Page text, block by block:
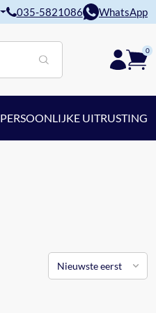
035-5821086 WhatsApp
0
PERSOONLIJKE UITRUSTING